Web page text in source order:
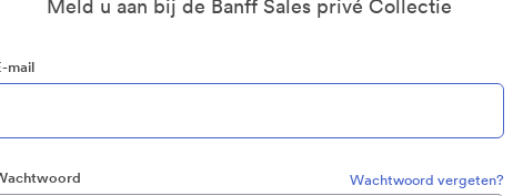
Meld u aan bij de Banff Sales privé Collectie
mail
Wachtwoord vergeten?